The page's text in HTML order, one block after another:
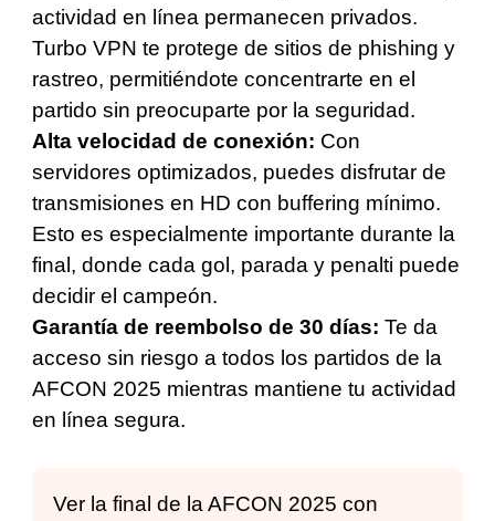
actividad en línea permanecen privados.
Turbo VPN te protege de sitios de phishing y
rastreo, permitiéndote concentrarte en el
partido sin preocuparte por la seguridad.
Alta velocidad de conexión: Con
servidores optimizados, puedes disfrutar de
transmisiones en HD con buffering mínimo.
Esto es especialmente importante durante la
final, donde cada gol, parada y penalti puede
decidir el campeón.
Garantía de reembolso de 30 días: Te da
acceso sin riesgo a todos los partidos de la
AFCON 2025 mientras mantiene tu actividad
en línea segura.
Ver la final de la AFCON 2025 con